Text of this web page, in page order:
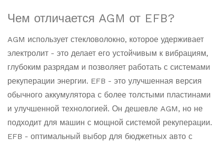
Чем отличается AGM от EFB?
AGM использует стекловолокно, которое удерживает
электролит - это делает его устойчивым к вибрациям,
глубоким разрядам и позволяет работать с системами
рекуперации энергии. EFB - это улучшенная версия
обычного аккумулятора с более толстыми пластинами
и улучшенной технологией. Он дешевле AGM, но не
подходит для машин с мощной системой рекуперации.
EFB - оптимальный выбор для бюджетных авто с